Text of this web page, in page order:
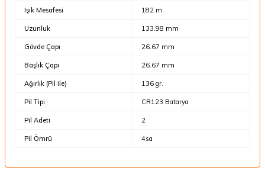
Işık Mesafesi 182 m.
Uzunluk 133.98 mm
Gövde Çapı 26.67 mm
Başlık Çapı 26.67 mm
Ağırlık (Pil ile) 136 gr.
Pil Tipi CR123 Batarya
Pil Adeti 2
Pil Ömrü 4sa